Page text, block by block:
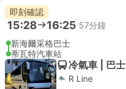
即刻確認
15:28 16:25 57分鐘
新海爾采格巴士
蒂瓦特汽車站
冷氣車 | 巴士
R Line